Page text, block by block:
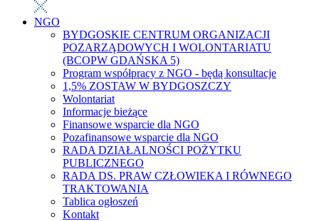
NGO
BYDGOSKIE CENTRUM ORGANIZACJI
POZARZĄDOWYCH I WOLONTARIATU
(BCOPW GDAŃSKA 5)
Program współpracy z NGO - będą konsultacje
1,5% ZOSTAW W BYDGOSZCZY
Wolontariat
Informacje bieżące
Finansowe wsparcie dla NGO
Pozafinansowe wsparcie dla NGO
RADA DZIAŁALNOŚCI POŻYTKU
PUBLICZNEGO
RADA DS. PRAW CZŁOWIEKA I RÓWNEGO
TRAKTOWANIA
Tablica ogłoszeń
Kontakt